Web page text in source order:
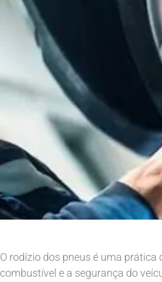
O rodízio dos pneus é uma
combustível e a segurança do